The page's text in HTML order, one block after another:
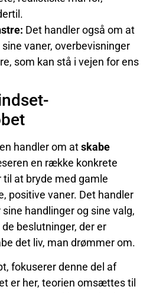
Det handler også om at
vaner, overbevisninger
som kan stå i vejen for ens
handler om atskabe
en række konkrete
at bryde med gamle
positive vaner. Det handler
handlinger og sine valg,
beslutninger, der er
det liv, man drømmer om.
fokuserer denne del af
er her, teorien omsættes til